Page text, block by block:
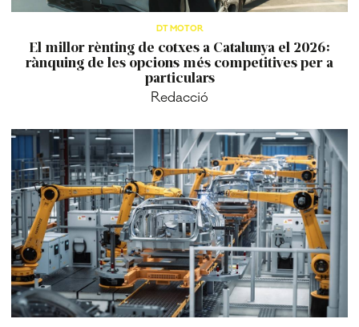
DT MOTOR
El millor rènting de cotxes a Catalunya el 2026:
rànquing de les opcions més competitives per a
particulars
Redacció